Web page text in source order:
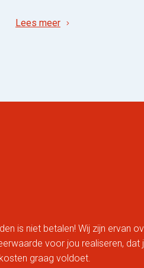
Lees meer
is niet betalen! Wij zijn ervan
voor jou realiseren, dat
graag voldoet.